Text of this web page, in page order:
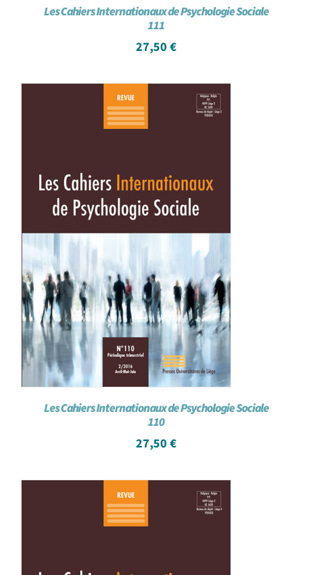
Les Cahiers Internationaux de Psychologie Sociale
111
27,50 €
Les Cahiers Internationaux de Psychologie Sociale
110
27,50 €